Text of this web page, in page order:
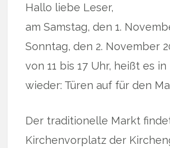
Hallo liebe Leser,
am Samstag, den 1.
Sonntag, den 2. November
von 11 bis 17 Uhr, heißt es
wieder: Türen auf für den
Der traditionelle Markt
Kirchenvorplatz der